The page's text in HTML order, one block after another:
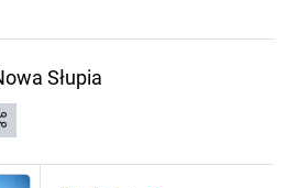
Słupia